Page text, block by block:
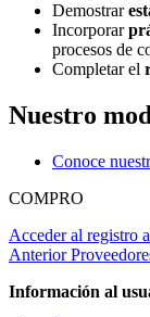
Demostrar
Incorporar
procesos de
Completar el
Nuestro
Conoce
COMPRO
Acceder al registro
Anterior
Información al